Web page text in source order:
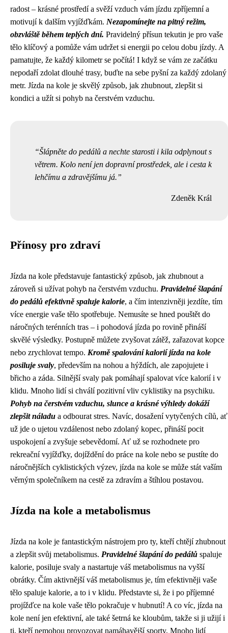
radost – krásné prostředí a svěží vzduch vám jízdu zpříjemní a
motivují k dalším vyjížďkám. Nezapomínejte na pitný režim,
obzvláště během teplých dní. Pravidelný přísun tekutin je pro vaše
tělo klíčový a pomůže vám udržet si energii po celou dobu jízdy. A
pamatujte, že každý kilometr se počítá! I když se vám ze začátku
nepodaří zdolat dlouhé trasy, buďte na sebe pyšní za každý zdolaný
metr. Jízda na kole je skvělý způsob, jak zhubnout, zlepšit si
kondici a užít si pohyb na čerstvém vzduchu.
Šlápněte do pedálů a nechte starosti i kila odplynout s
větrem. Kolo není jen dopravní prostředek, ale i cesta k
lehčímu a zdravějšímu já.
Zdeněk Král
Přínosy pro zdraví
Jízda na kole představuje fantastický způsob, jak zhubnout a
zároveň si užívat pohyb na čerstvém vzduchu. Pravidelné šlapání
do pedálů efektivně spaluje kalorie, a čím intenzivněji jezdíte, tím
více energie vaše tělo spotřebuje. Nemusíte se hned pouštět do
náročných terénních tras – i pohodová jízda po rovině přináší
skvělé výsledky. Postupně můžete zvyšovat zátěž, zařazovat kopce
nebo zrychlovat tempo. Kromě spalování kalorií jízda na kole
posiluje svaly, především na nohou a hýždích, ale zapojujete i
břicho a záda. Silnější svaly pak pomáhají spalovat více kalorií i v
klidu. Mnoho lidí si chválí pozitivní vliv cyklistiky na psychiku.
Pohyb na čerstvém vzduchu, slunce a krásné výhledy dokáží
zlepšit náladu a odbourat stres. Navíc, dosažení vytyčených cílů, ať
už jde o ujetou vzdálenost nebo zdolaný kopec, přináší pocit
uspokojení a zvyšuje sebevědomí. Ať už se rozhodnete pro
rekreační vyjížďky, dojíždění do práce na kole nebo se pustíte do
náročnějších cyklistických výzev, jízda na kole se může stát vaším
věrným společníkem na cestě za zdravím a štíhlou postavou.
Jízda na kole a metabolismus
Jízda na kole je fantastickým nástrojem pro ty, kteří chtějí zhubnout
a zlepšit svůj metabolismus. Pravidelné šlapání do pedálů spaluje
kalorie, posiluje svaly a nastartuje váš metabolismus na vyšší
obrátky. Čím aktivnější váš metabolismus je, tím efektivněji vaše
tělo spaluje kalorie, a to i v klidu. Představte si, že i po příjemné
projížďce na kole vaše tělo pokračuje v hubnutí! A co víc, jízda na
kole není jen efektivní, ale také šetrná ke kloubům, takže si ji užijí i
ti, kteří nemohou provozovat namáhavější sporty. Mnoho lidí